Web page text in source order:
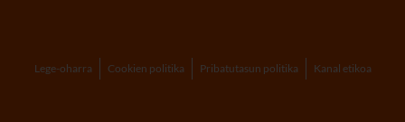
Lege-oharra Cookien politika Pribatutasun politika Kanal etikoa